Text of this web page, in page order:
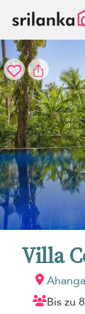
Villa
Bis zu
Cookie-